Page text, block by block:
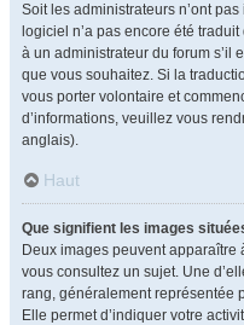
Soit les administrateurs n’ont
logiciel n’a pas encore été
à un administrateur du forum s’il
que vous souhaitez. Si la
vous porter volontaire et
d’informations, veuillez vous
anglais).
Haut
Que signifient les images
Deux images peuvent apparaître
vous consultez un sujet. Une
rang, généralement représentée
Elle permet d’indiquer votre